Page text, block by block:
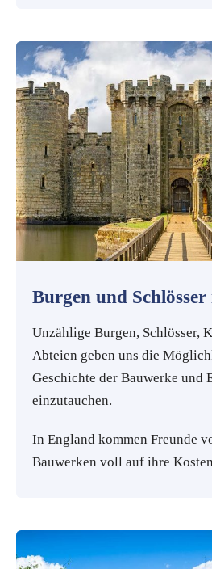
Burgen und
Unzählige Burgen, Schlösser,
Abteien geben uns die
Geschichte der Bauwerke und
einzutauchen.
In England kommen Freunde
Bauwerken voll auf ihre